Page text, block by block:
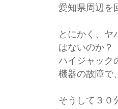
愛知県周辺を
とにかく、ヤ
はないのか？
ハイジャック
機器の故障で
そうして３０